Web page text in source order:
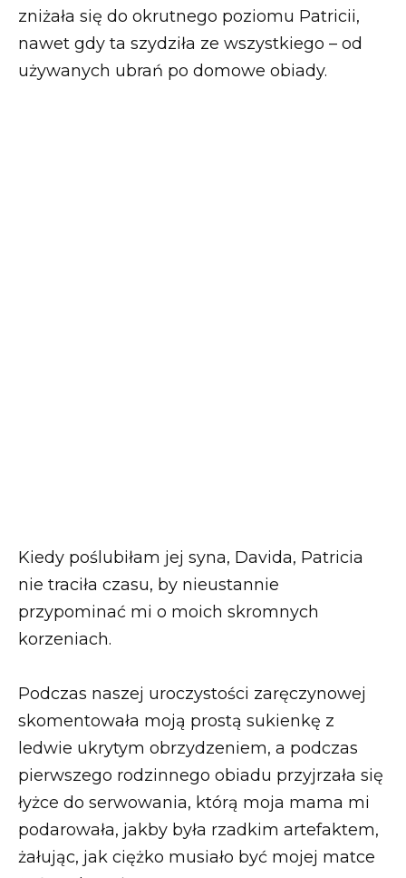
zniżała się do okrutnego poziomu Patricii,
nawet gdy ta szydziła ze wszystkiego – od
używanych ubrań po domowe obiady.
Kiedy poślubiłam jej syna, Davida, Patricia
nie traciła czasu, by nieustannie
przypominać mi o moich skromnych
korzeniach.
Podczas naszej uroczystości zaręczynowej
skomentowała moją prostą sukienkę z
ledwie ukrytym obrzydzeniem, a podczas
pierwszego rodzinnego obiadu przyjrzała się
łyżce do serwowania, którą moja mama mi
podarowała, jakby była rzadkim artefaktem,
żałując, jak ciężko musiało być mojej matce